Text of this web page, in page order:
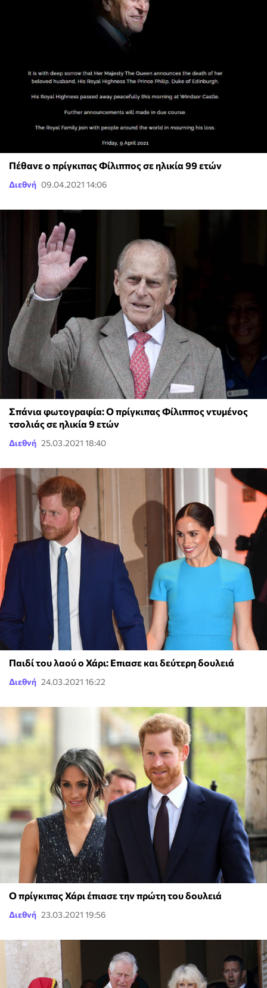
Πέθανε ο πρίγκιπας Φίλιππος σε ηλικία 99 ετών
Διεθνή 09.04.2021 14:06
Σπάνια φωτογραφία: Ο πρίγκιπας Φίλιππος ντυμένος
τσολιάς σε ηλικία 9 ετών
Διεθνή 25.03.2021 18:40
Παιδί του λαού ο Χάρι: Επιασε και δεύτερη δουλειά
Διεθνή 24.03.2021 16:22
Ο πρίγκιπας Χάρι έπιασε την πρώτη του δουλειά
Διεθνή 23.03.2021 19:56